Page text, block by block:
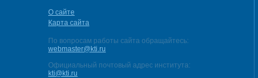
О сайте
Карта сайта
По вопросам работы сайта обращайтесь:
webmaster@kti.ru
Официальный почтовый адрес института:
kti@kti.ru